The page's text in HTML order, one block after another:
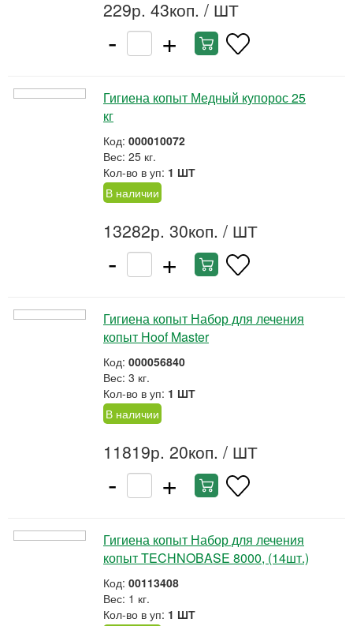
229р. 43коп. / ШТ
- +
Гигиена копыт Медный купорос 25
кг
Код: 000010072
Вес: 25 кг.
Кол-во в уп: 1 ШТ
В наличии
13282р. 30коп. / ШТ
- +
Гигиена копыт Набор для лечения
копыт Hoof Master
Код: 000056840
Вес: 3 кг.
Кол-во в уп: 1 ШТ
В наличии
11819р. 20коп. / ШТ
- +
Гигиена копыт Набор для лечения
копыт TECHNOBASE 8000, (14шт.)
Код: 00113408
Вес: 1 кг.
Кол-во в уп: 1 ШТ